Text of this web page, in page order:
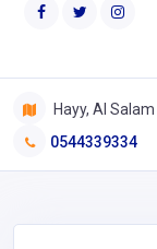
Hayy, Al
0544339334